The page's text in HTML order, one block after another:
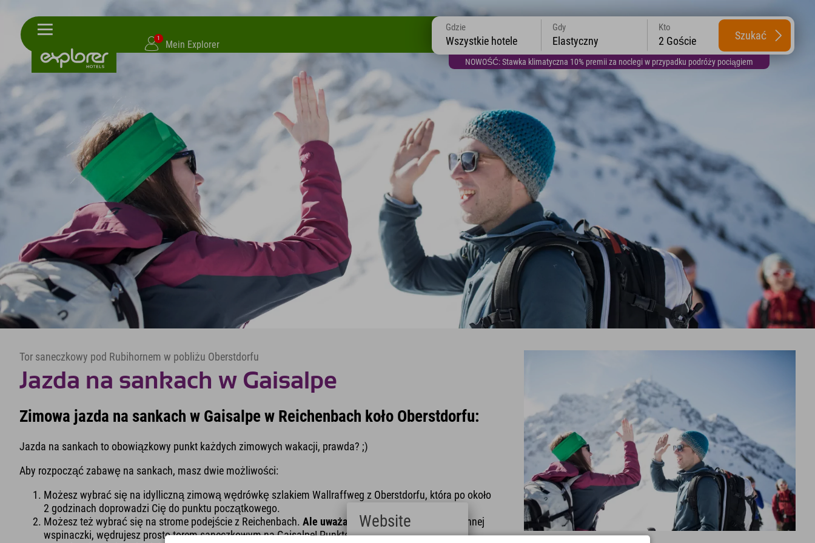
1
Mein Explorer
NOWOŚĆ: Stawka klimatyczna 10% premii za noclegi w przypadku podróży pociągiem
Gdzie
Wszystkie hotele
Gdy
Elastyczny
Kto
2 Goście Szukać
Tor saneczkowy pod Rubihornem w pobliżu Oberstdorfu
Jazda na sankach w Gaisalpe
Zimowa jazda na sankach w Gaisalpe w Reichenbach koło Oberstdorfu:
Jazda na sankach to obowiązkowy punkt każdych zimowych wakacji, prawda? ;)
Aby rozpocząć zabawę na sankach, masz dwie możliwości:
Możesz wybrać się na idylliczną zimową wędrówkę szlakiem Wallraffweg z Oberstdorfu, która po około
2 godzinach doprowadzi Cię do punktu początkowego.
Możesz też wybrać się na strome podejście z Reichenbach. Ale uważaj:
wybierając tę opcję godzinnej
wspinaczki, wędrujesz prosto torem saneczkowym na Gaisalpe! Punktem wyjścia jest parking dla
Website